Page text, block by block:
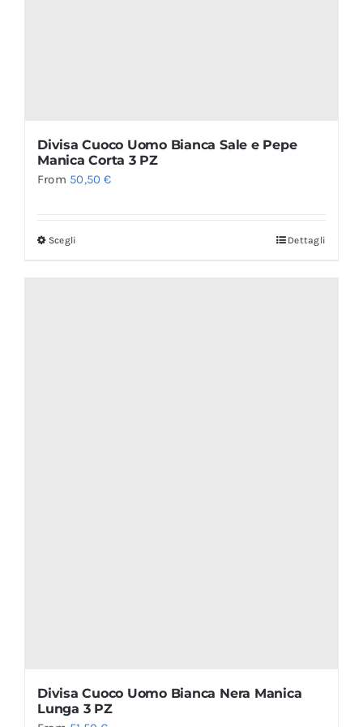
Divisa Cuoco Uomo Bianca Sale e Pepe
Manica Corta 3 PZ
From 50,50€
Scegli Dettagli
Divisa Cuoco Uomo Bianca Nera Manica
Lunga 3 PZ